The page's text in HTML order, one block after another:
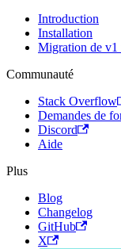
Introduction
Installation
Migration de v1
Communauté
Stack Overflow
Demandes de
Discord
Aide
Plus
Blog
Changelog
GitHub
X